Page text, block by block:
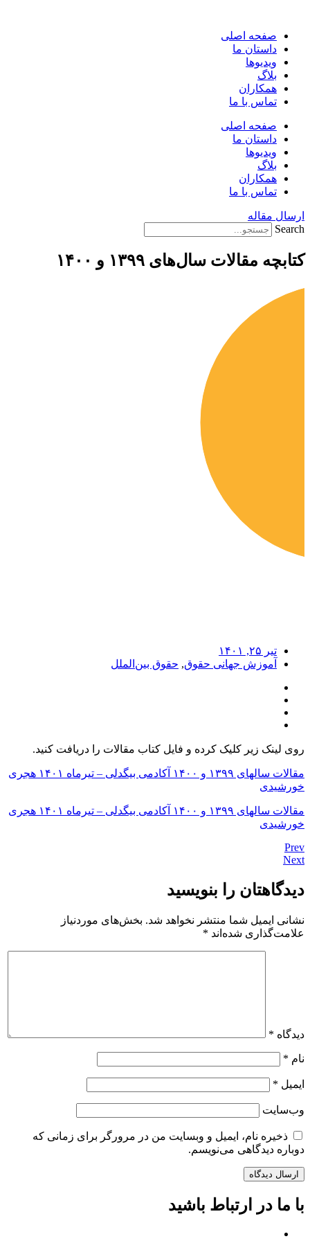
محتوا
صفحه اصلی
داستان ما
ویدیوها
بلاگ
همکاران
تماس با ما
صفحه اصلی
داستان ما
ویدیوها
بلاگ
همکاران
تماس با ما
ارسال مقاله
Search
کتابچه مقالات سال‌‌های ۱۳۹۹ و ۱۴۰۰
تیر ۲۵, ۱۴۰۱
آموزش جهانی حقوق, حقوق بین‌الملل
روی لینک زیر کلیک کرده و فایل کتاب مقالات را دریافت کنید.
مقالات سالهای ۱۳۹۹ و ۱۴۰۰ آکادمی بیگدلی – تیرماه ۱۴۰۱ هجری
خورشیدی
مقالات سالهای ۱۳۹۹ و ۱۴۰۰ آکادمی بیگدلی – تیرماه ۱۴۰۱ هجری
خورشیدی
Prev
Next
دیدگاهتان را بنویسید
نشانی ایمیل شما منتشر نخواهد شد. بخش‌های موردنیاز
علامت‌گذاری شده‌اند *
دیدگاه *
نام *
ایمیل *
وب‌سایت
ذخیره نام، ایمیل و وبسایت من در مرورگر برای زمانی که
دوباره دیدگاهی می‌نویسم.
با ما در ارتباط باشید